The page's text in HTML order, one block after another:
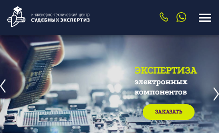
ЭКСПЕРТИЗА
электронных
компонентов
ЗАКАЗАТЬ